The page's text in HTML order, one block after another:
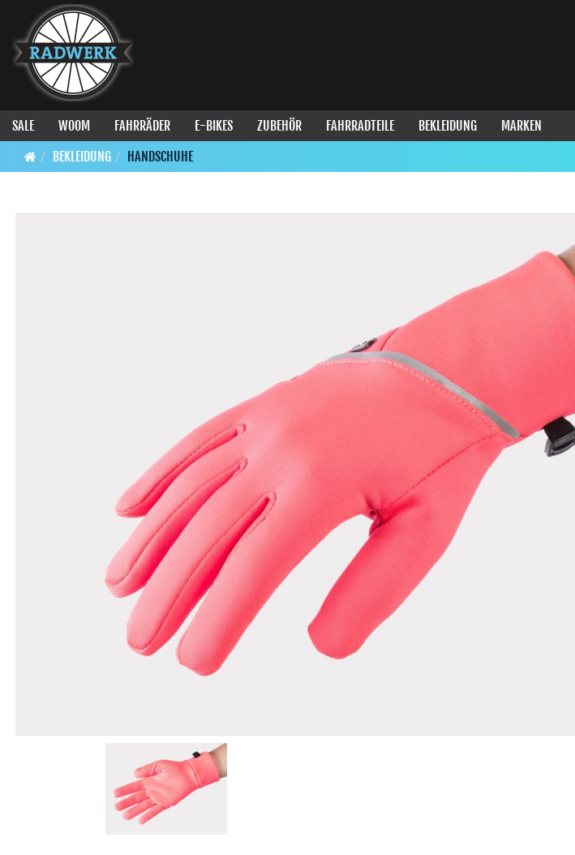
SALE WOOM FAHRRÄDER E-BIKES ZUBEHÖR FAHRRADTEILE BEKLEIDUNG
MARKEN
BEKLEIDUNG
HANDSCHUHE